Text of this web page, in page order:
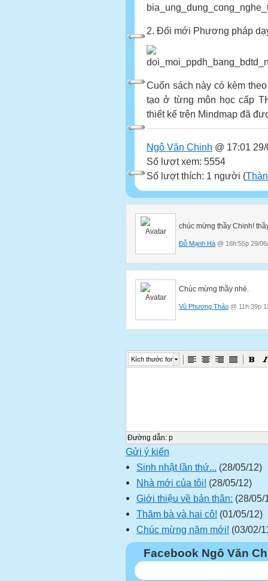
2. Đổi mới Phương pháp
Cuốn sách này có kèm
tạo ở từng môn học cấp
thiết kế trên Mindmap đã
Ngô Văn Chinh @ 17:01
Số lượt xem: 5554
Số lượt thích: 1 người (
chúc mừng thầy Chinh!
Đỗ Mạnh Hà @ 16h:55p 29/
Chúc mừng thầy nhé.
Vũ Phương Thảo @ 11h:39p
Kích thước font
Đường dẫn: p
Gửi ý kiến
Sinh nhật lần thứ...
(28/05/12)
Nhà mới của tôi! (28/05/12)
Giới thiệu về bản thân: (28/05/
Thăm bà và hai cô! (01/05/12)
Chúc mừng năm mới! (03/02/
Facebook Ngô Văn